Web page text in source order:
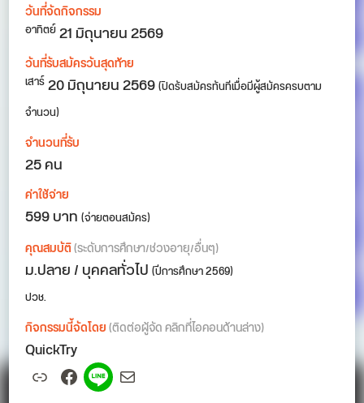
วันที่จัดกิจกรรม
อาทิตย์21มิถุนายน 2569
วันที่รับสมัครวันสุดท้าย
เสาร์20 มิถุนายน 2569(ปิดรับสมัครทันทีเมื่อมีผู้สมัครครบตาม
จำนวน)
จำนวนที่รับ
25 คน
ค่าใช้จ่าย
599 บาท(จ่ายตอนสมัคร)
คุณสมบัติ(ระดับการศึกษา/ช่วงอายุ/อื่นๆ)
ม.ปลาย / บุคคลทั่วไป(ปีการศึกษา 2569)
ปวช.
กิจกรรมนี้จัดโดย(ติดต่อผู้จัด คลิกที่ไอคอนด้านล่าง)
QuickTry
LinkFacebook
Spotify
Mail